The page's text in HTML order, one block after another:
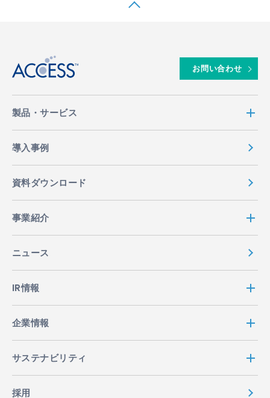
お問い合わせ
製品・サービス
導入事例
資料ダウンロード
事業紹介
ニュース
IR情報
企業情報
サステナビリティ
採用